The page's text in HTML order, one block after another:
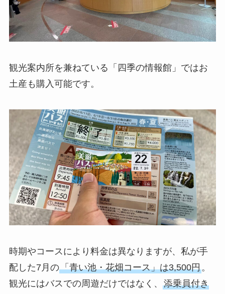
観光案内所を兼ねている「四季の情報館」ではお
土産も購入可能です。
時期やコースにより料金は異なりますが、私が手
配した7月の「青い池・花畑コース」は3,500円。
観光にはバスでの周遊だけではなく、 添乗員付き